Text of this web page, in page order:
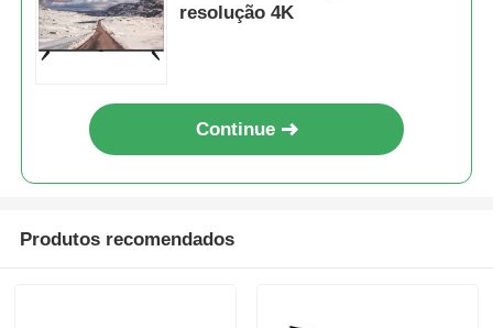
Para casa
resolução 4K
Continue
Produtos recomendados